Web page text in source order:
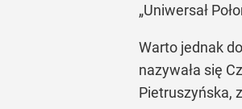
„Uniwersał
Warto jednak
nazywała się
Pietruszyńska,